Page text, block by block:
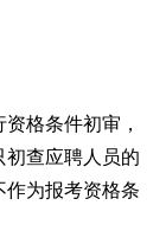
格条件初审，
初查应聘人员的
作为报考资格条